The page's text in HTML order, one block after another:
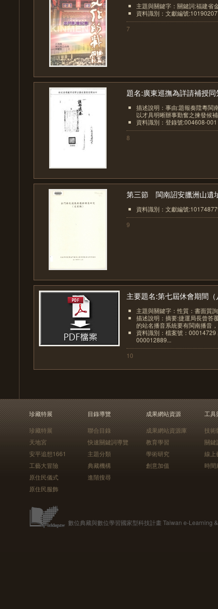
主題與關鍵字：關鍵詞:福建省
資料識別：文獻編號
7
題名:廣東巡撫為詳請補授同
描述說明：事由:題報奏陞粵閩
以才具明晰辦事勤奮之揀發候
資料識別：登錄號:004608-001
8
第三節 閩南詔安臘洲山遺
資料識別：文獻編號
9
主要題名:第七屆休會期間（
主題與關鍵字：性質：書面質
描述說明：摘要:捷運局長曾答
的站名播音系統要有閩南播音
資料識別：檔案號：00014729
000012889...
10
珍藏特展
珍藏特展
天地宮
安平追想1661
工藝大冒險
原住民儀式
原住民服飾
目錄導覽
聯合目錄
快速關鍵詞導覽
主題分類
典藏機構
進階搜尋
成果網站資源
成果網站資源庫
教育學習
學術研究
創意加值
工具
技術
關鍵
線上
時間
數位典藏與數位學習國家型科技計畫 Taiwan e-Learning